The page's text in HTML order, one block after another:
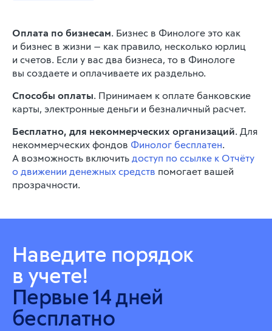
Оплата по бизнесам. Бизнес в Финологе это как
и бизнес в жизни — как правило, несколько юрлиц
и счетов. Если у вас два бизнеса, то в Финологе
вы создаете и оплачиваете их раздельно.
Способы оплаты. Принимаем к оплате банковские
карты, электронные деньги и безналичный расчет.
Бесплатно, для некоммерческих организаций. Для
некоммерческих фондов Финолог бесплатен.
А возможность включить доступ по ссылке к Отчёту
о движении денежных средств помогает вашей
прозрачности.
Наведите порядок
в учете!
Первые 14 дней
бесплатно